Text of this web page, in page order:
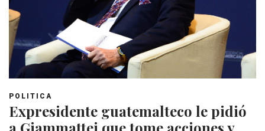
POLITICA
Expresidente guatemalteco le pidió